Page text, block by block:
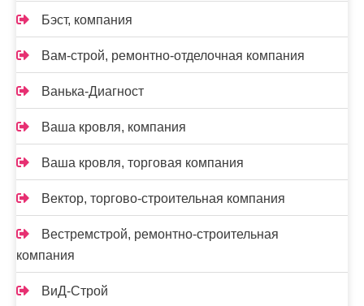
Бэст, компания
Вам-cтрой, ремонтно-отделочная компания
Ванька-Диагност
Ваша кровля, компания
Ваша кровля, торговая компания
Вектор, торгово-строительная компания
Вестремстрой, ремонтно-строительная
компания
ВиД-Строй